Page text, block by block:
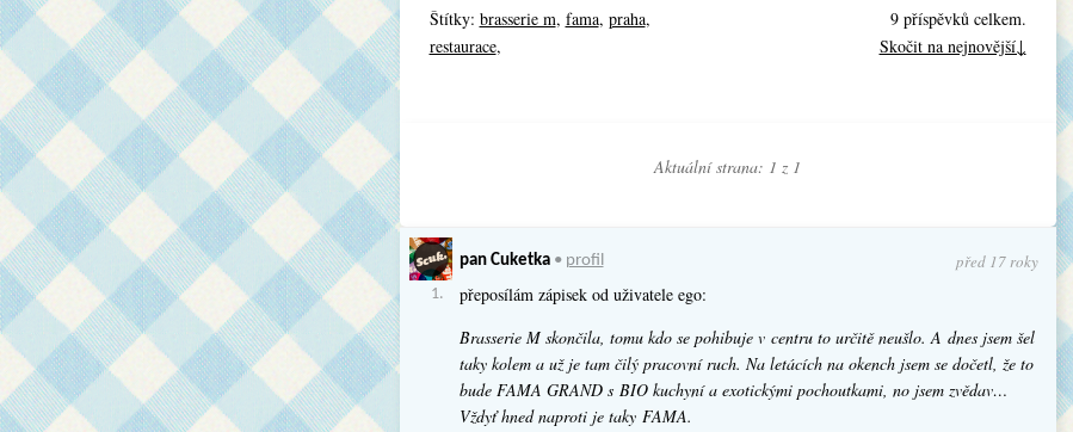
Štítky: brasserie m, fama, praha,
restaurace,
9 příspěvků celkem.
Skočit na nejnovější↓
Aktuální strana: 1 z 1
1.
pan Cuketka• profil před 17 roky
přeposílám zápisek od uživatele ego:
Brasserie M skončila, tomu kdo se pohibuje v centru to určitě neušlo. A dnes jsem šel
taky kolem a už je tam čilý pracovní ruch. Na letácích na okench jsem se dočetl, že to
bude FAMA GRAND s BIO kuchyní a exotickými pochoutkami, no jsem zvědav…
Vždyť hned naproti je taky FAMA.